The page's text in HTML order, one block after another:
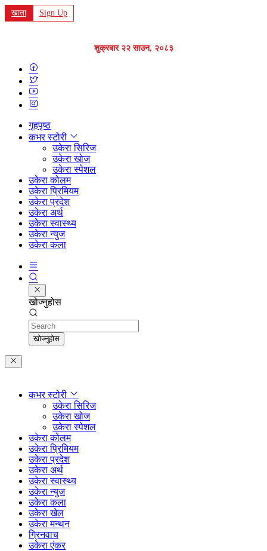
खाता Sign Up
शुक्रबार २२ साउन, २०८३
गृहपृष्ठ
कभर स्टोरी
उकेरा सिरिज
उकेरा खोज
उकेरा स्पेशल
उकेरा कोलम
उकेरा प्रिमियम
उकेरा प्रदेश
उकेरा अर्थ
उकेरा स्वास्थ्य
उकेरा न्युज
उकेरा कला
खोज्नुहोस
Search
खोज्नुहोस
कभर स्टोरी
उकेरा सिरिज
उकेरा खोज
उकेरा स्पेशल
उकेरा कोलम
उकेरा प्रिमियम
उकेरा प्रदेश
उकेरा अर्थ
उकेरा स्वास्थ्य
उकेरा न्युज
उकेरा कला
उकेरा खेल
उकेरा मन्थन
ग्रिनवाच
उकेरा एंकर